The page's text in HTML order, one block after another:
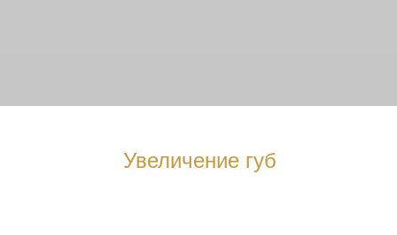
Увеличение губ